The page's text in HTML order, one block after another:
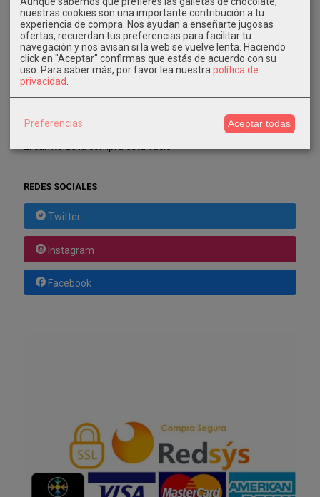
COSTES DE ENVÍO
GRATIS *
Consultar Destinos
TU CARRITO (0)
REDES SOCIALES
Twitter
Instagram
Facebook
nuestras cookies son una importante contribución a tu
experiencia de compra. Nos ayudan a enseñarte jugosas
ofertas, recuerdan tus preferencias para facilitar tu
navegación y nos avisan si la web se vuelve lenta. Haciendo
click en "Aceptar" confirmas que estás de acuerdo con su
uso. Para saber más, por favor lea nuestra política de
privacidad
Preferencias Aceptar todas